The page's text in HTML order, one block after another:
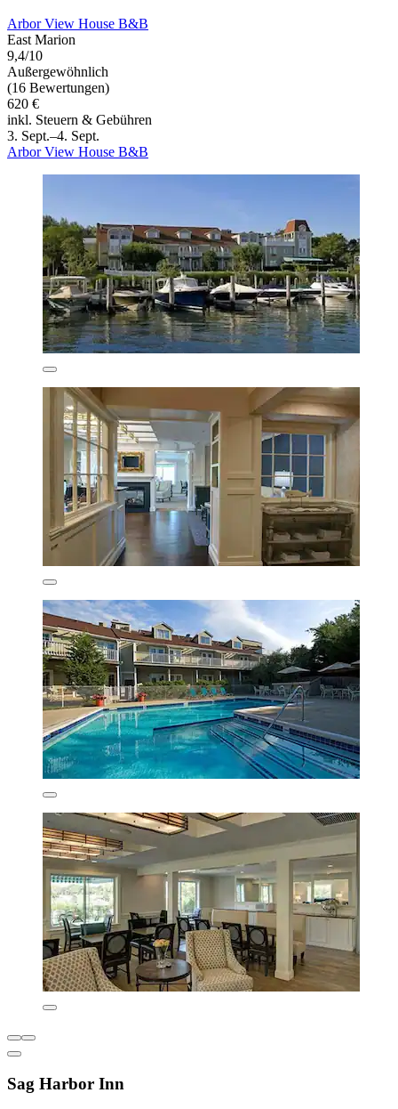
Arbor View House B&B
East Marion
9,4/10
Außergewöhnlich
(16 Bewertungen)
620 €
inkl. Steuern & Gebühren
3. Sept.–4. Sept.
Arbor View House B&B
Sag Harbor Inn